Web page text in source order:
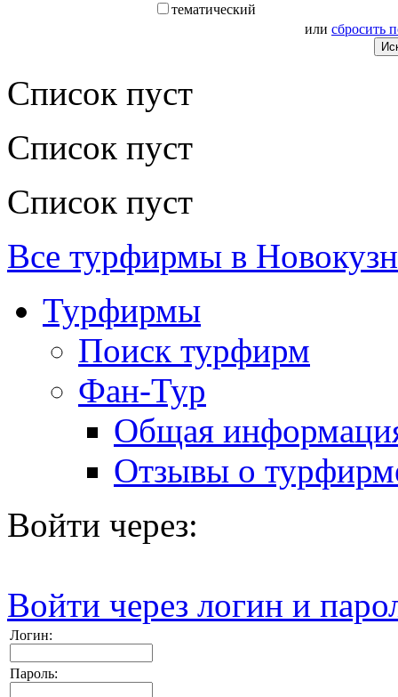
тематический
или сбросить
Список пуст
Список пуст
Список пуст
Все турфирмы в
Турфирмы
Поиск турфирм
Фан-Тур
Общая
Отзывы о
Войти через:
Войти через логин и
Логин:
Пароль: